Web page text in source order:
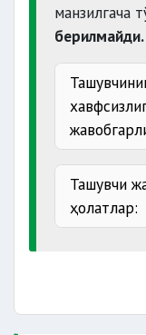
манзилгача
берилмайди.
Ташувчи
ҳолатлар: